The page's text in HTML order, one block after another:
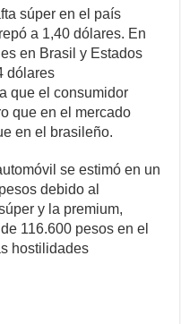
súper en el país
a 1,40 dólares. En
en Brasil y Estados
dólares
que el consumidor
que en el mercado
en el brasileño.
se estimó en un
debido al
y la premium,
116.600 pesos en el
hostilidades